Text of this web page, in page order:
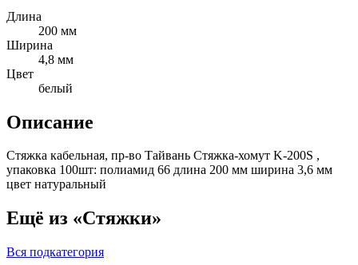
Длина
200 мм
Ширина
4,8 мм
Цвет
белый
Описание
Стяжка кабельная, пр-во Тайвань Стяжка-хомут K-200S ,
упаковка 100шт: полиамид 66 длина 200 мм ширина 3,6 мм
цвет натуральный
Ещё из «Стяжки»
Вся подкатегория